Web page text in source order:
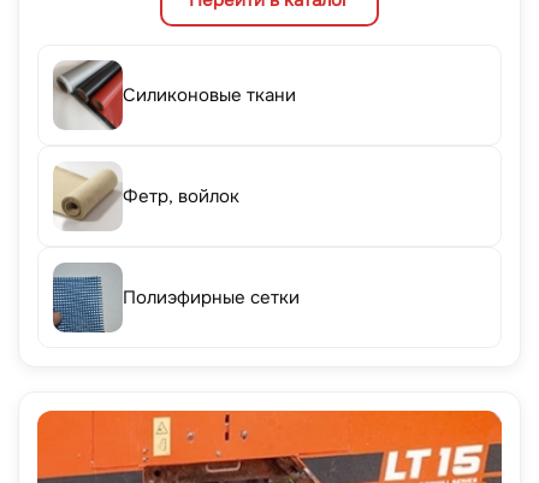
Силиконовые ткани
Фетр, войлок
Полиэфирные сетки